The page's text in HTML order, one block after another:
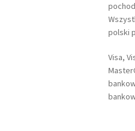
polski
Visa,